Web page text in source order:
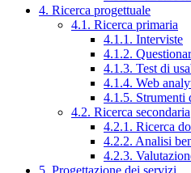
4. Ricerca progettuale
4.1. Ricerca primaria
4.1.1. Interviste
4.1.2.
4.1.3. Test di
4.1.4. Web
4.1.5. Strumenti
4.2. Ricerca secondaria
4.2.1. Ricerca
4.2.2. Analisi
4.2.3.
5. Progettazione dei servizi